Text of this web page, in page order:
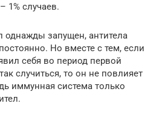
1% случаев.
однажды запущен, антитела
Но вместе с тем, если
себя во период первой
случиться, то он не повлияет
иммунная система только